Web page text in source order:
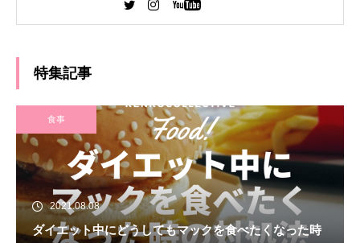
特集記事
食事
2021.08.08
ダイエット中にどうしてもマックを食べたくなった時